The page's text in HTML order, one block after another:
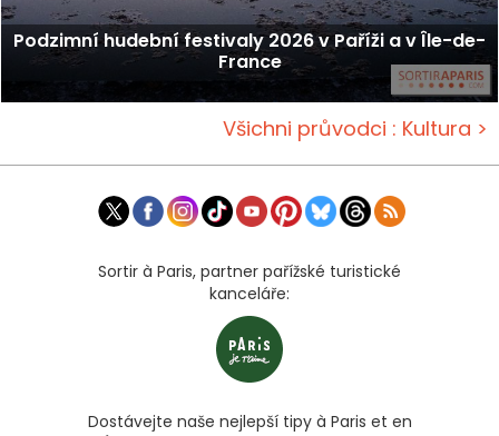
Podzimní hudební festivaly 2026 v Paříži a v Île-de-
France
Všichni průvodci : Kultura >
Sortir à Paris, partner pařížské turistické
kanceláře:
Dostávejte naše nejlepší tipy à Paris et en